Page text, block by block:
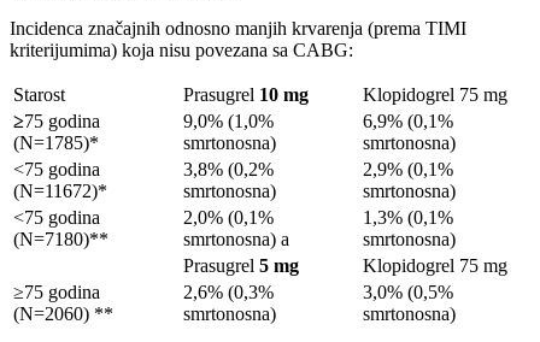
Incidenca značajnih odnosno manjih krvarenja (prema TIMI
kriterijumima) koja nisu povezana sa CABG:
Starost Prasugrel 10 mg
Klopidogrel 75 mg
≥75 godina
(N=1785)*
9,0% (1,0%
smrtonosna)
6,9% (0,1%
smrtonosna)
<75 godina
(N=11672)*
3,8% (0,2%
smrtonosna)
2,9% (0,1%
smrtonosna)
<75 godina
(N=7180)**
2,0% (0,1%
smrtonosna) a
1,3% (0,1%
smrtonosna)
Prasugrel 5 mg
Klopidogrel 75 mg
≥75 godina
(N=2060) **
2,6% (0,3%
smrtonosna)
3,0% (0,5%
smrtonosna)